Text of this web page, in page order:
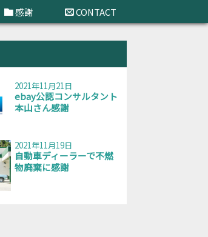
感謝 CONTACT
2021年11月21日
ebay公認コンサルタント
本山さん感謝
2021年11月19日
自動車ディーラーで不燃
物廃棄に感謝